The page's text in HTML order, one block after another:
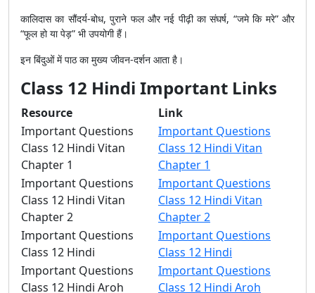
कालिदास का सौंदर्य-बोध, पुराने फल और नई पीढ़ी का संघर्ष, “जमे कि मरे” और
“फूल हो या पेड़” भी उपयोगी हैं।
इन बिंदुओं में पाठ का मुख्य जीवन-दर्शन आता है।
Class 12 Hindi Important Links
Resource
Link
Important Questions
Class 12 Hindi Vitan
Chapter 1
Important Questions
Class 12 Hindi Vitan
Chapter 1
Important Questions
Class 12 Hindi Vitan
Chapter 2
Important Questions
Class 12 Hindi Vitan
Chapter 2
Important Questions
Class 12 Hindi
Important Questions
Class 12 Hindi
Important Questions
Class 12 Hindi Aroh
Important Questions
Class 12 Hindi Aroh